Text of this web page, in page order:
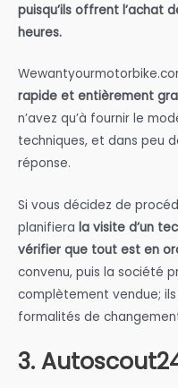
puisqu’ils offrent l’achat
heures.
rapide et entièrement
n’avez qu’à fournir le
techniques, et dans peu
réponse.
Si vous décidez de
planifiera la visite d’un
vérifier que tout est en
convenu, puis la société
complètement vendue;
formalités de
3.